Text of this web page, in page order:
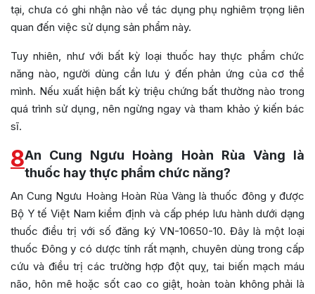
tại, chưa có ghi nhận nào về tác dụng phụ nghiêm trọng liên
quan đến việc sử dụng sản phẩm này.
Tuy nhiên, như với bất kỳ loại thuốc hay thực phẩm chức
năng nào, người dùng cần lưu ý đến phản ứng của cơ thể
mình. Nếu xuất hiện bất kỳ triệu chứng bất thường nào trong
quá trình sử dụng, nên ngừng ngay và tham khảo ý kiến bác
sĩ.
8An Cung Ngưu Hoàng Hoàn Rùa Vàng là
thuốc hay thực phẩm chức năng?
An Cung Ngưu Hoàng Hoàn Rùa Vàng là thuốc đông y được
Bộ Y tế Việt Nam kiểm định và cấp phép lưu hành dưới dạng
thuốc điều trị với số đăng ký VN-10650-10. Đây là một loại
thuốc Đông y có dược tính rất mạnh, chuyên dùng trong cấp
cứu và điều trị các trường hợp đột quỵ, tai biến mạch máu
não, hôn mê hoặc sốt cao co giật, hoàn toàn không phải là